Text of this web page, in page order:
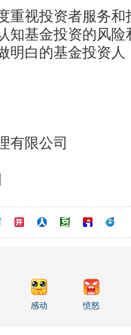
视投资者服务和
知基金投资的风险
明白的基金投资人
限公司
感动 愤怒